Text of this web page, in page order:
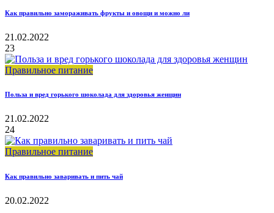
Как правильно замораживать фрукты и овощи и можно ли
21.02.2022
23
Правильное питание
Польза и вред горького шоколада для здоровья женщин
21.02.2022
24
Правильное питание
Как правильно заваривать и пить чай
20.02.2022